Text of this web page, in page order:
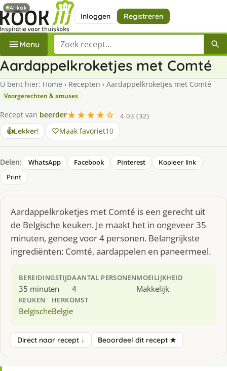
Inloggen Registreren
Menu Zoek een recept
Aardappelkroketjes met Comté
U bent hier: Home › Recepten › Aardappelkroketjes met Comté
Voorgerechten & amuses
Recept van beerder★★★★☆
4.03 (32)
👍Lekker! Maak favoriet10
Delen: WhatsApp Facebook Pinterest
Kopieer link
Print
Aardappelkroketjes met Comté is een gerecht uit
de Belgische keuken. Je maakt het in ongeveer 35
minuten, genoeg voor 4 personen. Belangrijkste
ingrediënten: Comté, aardappelen en paneermeel.
BEREIDINGSTIJD
35 minuten
AANTAL PERSONEN
4
MOEILIJKHEID
Makkelijk
KEUKEN
Belgische
HERKOMST
Belgie
Direct naar recept ↓ Beoordeel dit recept ★
AI-kok